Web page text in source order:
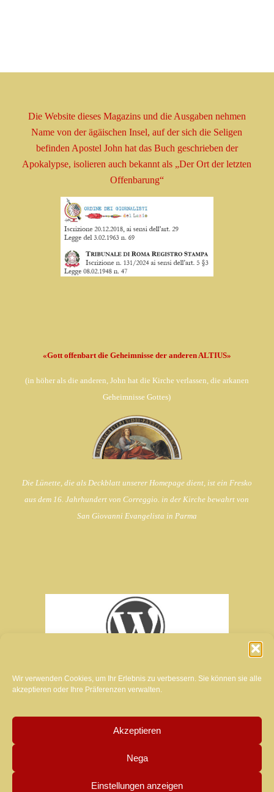
Wir verwenden Cookies, um Ihr Erlebnis zu verbessern. Sie können sie alle
akzeptieren oder Ihre Präferenzen verwalten.
Akzeptieren
Nega
Einstellungen anzeigen
Die Website dieses Magazins und die Ausgaben nehmen
Namevon der ägäischen Insel, auf der sich die Seligen
befindenApostel John hat das Buch geschrieben der
Apokalypse, isolierenauch bekannt als „Der Ort der letzten
Offenbarung“
«Gott offenbart die Geheimnisse der anderen ALTIUS»
(in höher als die anderen, John hat die Kirche verlassen, die arkanen
Geheimnisse Gottes)
Die Lünette, die als Deckblatt unserer Homepage dient, ist ein Fresko
aus dem 16. Jahrhundert von Correggio. in der Kirche bewahrt von
San Giovanni Evangelista in Parma
MANUELA LUZZARDI